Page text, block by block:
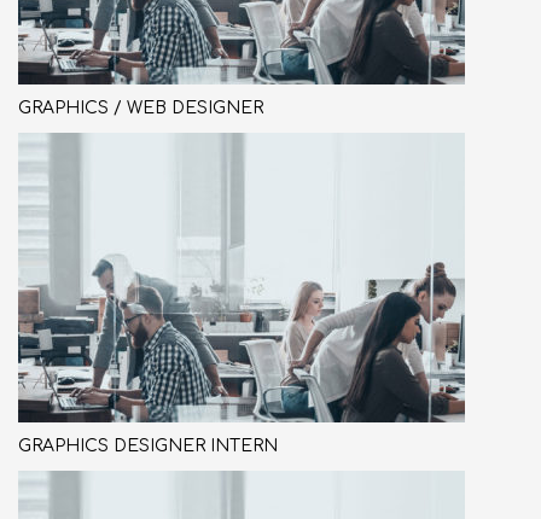
GRAPHICS / WEB DESIGNER
GRAPHICS DESIGNER INTERN